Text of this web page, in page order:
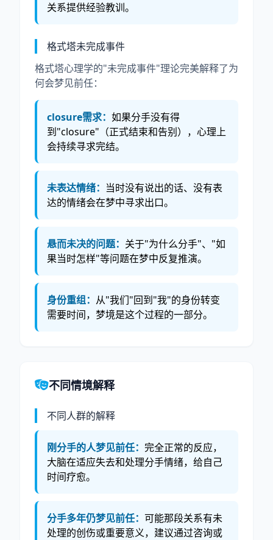
关系提供经验教训。
格式塔未完成事件
格式塔心理学的"未完成事件"理论完美解释了为
何会梦见前任：
closure需求： 如果分手没有得
到"closure"（正式结束和告别），心理上
会持续寻求完结。
未表达情绪： 当时没有说出的话、没有表
达的情绪会在梦中寻求出口。
悬而未决的问题： 关于"为什么分手"、"如
果当时怎样"等问题在梦中反复推演。
身份重组： 从"我们"回到"我"的身份转变
需要时间，梦境是这个过程的一部分。
不同情境解释
不同人群的解释
刚分手的人梦见前任： 完全正常的反应，
大脑在适应失去和处理分手情绪，给自己
时间疗愈。
分手多年仍梦见前任： 可能那段关系有未
处理的创伤或重要意义，建议通过咨询或